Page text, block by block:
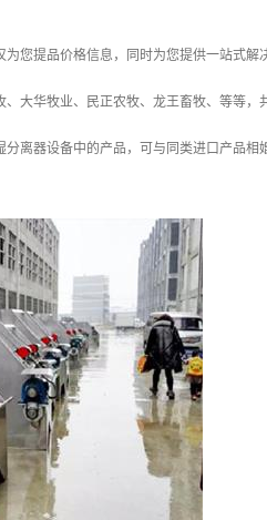
您提品价格信息，同时为您提供一站式解
大华牧业、民正农牧、龙王畜牧、等等，
离器设备中的产品，可与同类进口产品相